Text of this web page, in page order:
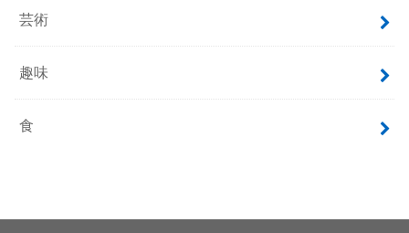
芸術
趣味
食